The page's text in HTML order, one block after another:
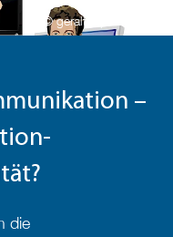
© geralt – pixabay.com
–
die